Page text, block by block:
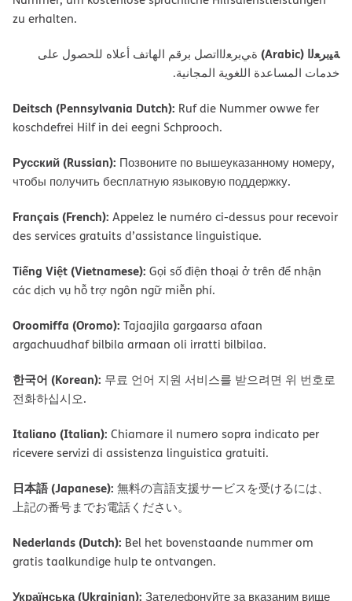
zu erhalten.
ﺔﯿﺑﺮﻌﻟا (Arabic)
ةﻲﺑﺮﻌﻟااﺗﺼﻞ ﺑﺮﻗﻢ اﻟﮭﺎﺗﻒ أﻋﻼه ﻟﻠﺤﺼﻮل ﻋﻠﻰ
ﺧﺪﻣﺎت اﻟﻤﺴﺎﻋﺪة اﻟﻠﻐﻮﯾﺔ اﻟﻤﺠﺎﻧﯿﺔ.
Deitsch (Pennsylvania Dutch): Ruf die Nummer owwe fer
koschdefrei Hilf in dei eegni Schprooch.
Русский (Russian): Позвоните по вышеуказанному номеру,
чтобы получить бесплатную языковую поддержку.
Français (French): Appelez le numéro ci-dessus pour recevoir
des services gratuits d’assistance linguistique.
Tiếng Việt (Vietnamese): Gọi số điện thoại ở trên để nhận
các dịch vụ hỗ trợ ngôn ngữ miễn phí.
Oroomiffa (Oromo): Tajaajila gargaarsa afaan
argachuudhaf bilbila armaan oli irratti bilbilaa.
한국어 (Korean): 무료 언어 지원 서비스를 받으려면 위 번호로
전화하십시오.
Italiano (Italian): Chiamare il numero sopra indicato per
ricevere servizi di assistenza linguistica gratuiti.
日本語 (Japanese): 無料の言語支援サービスを受けるには、
上記の番号までお電話ください。
Nederlands (Dutch): Bel het bovenstaande nummer om
gratis taalkundige hulp te ontvangen.
Українська (Ukrainian): Зателефонуйте за вказаним вище